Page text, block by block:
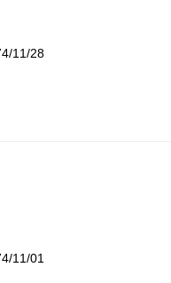
11/28
11/01